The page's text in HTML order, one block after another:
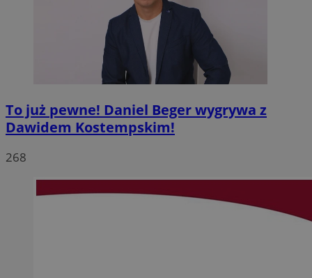
To już pewne! Daniel Beger wygrywa z
Dawidem Kostempskim!
268